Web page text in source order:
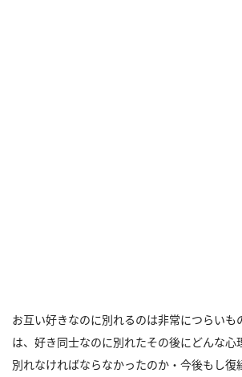
お互い好きなのに別れるのは非常につらいも
は、好き同士なのに別れたその後にどんな心
別れなければならなかったのか・今後もし復